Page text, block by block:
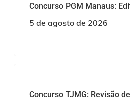
Concurso PGM Manaus:
5 de agosto de 2026
Concurso TJMG: Revisão